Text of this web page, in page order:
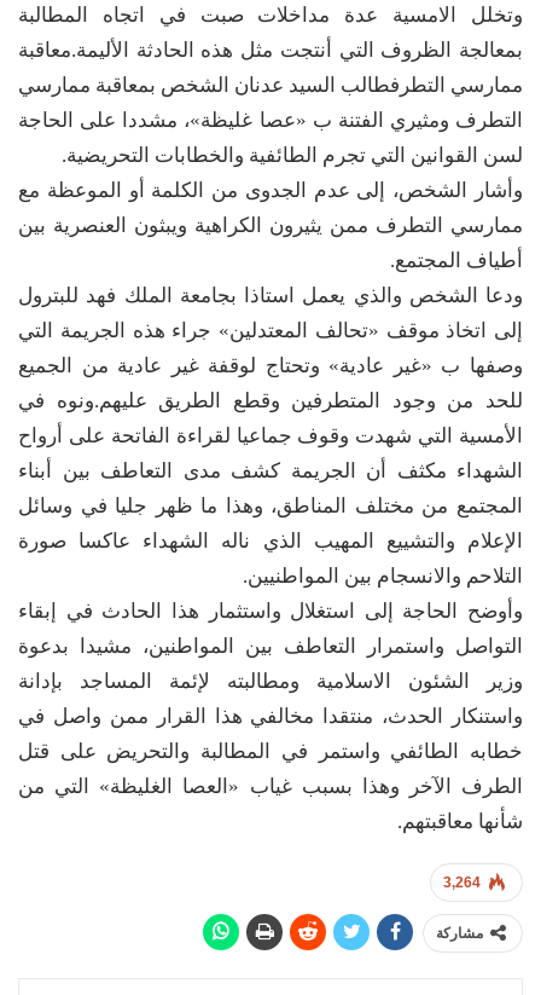
وتخلل الامسية عدة مداخلات صبت في اتجاه المطالبة
بمعالجة الظروف التي أنتجت مثل هذه الحادثة الأليمة.معاقبة
ممارسي التطرفطالب السيد عدنان الشخص بمعاقبة ممارسي
التطرف ومثيري الفتنة ب «عصا غليظة»، مشددا على الحاجة
لسن القوانين التي تجرم الطائفية والخطابات التحريضية.
وأشار الشخص، إلى عدم الجدوى من الكلمة أو الموعظة مع
ممارسي التطرف ممن يثيرون الكراهية ويبثون العنصرية بين
أطياف المجتمع.
ودعا الشخص والذي يعمل استاذا بجامعة الملك فهد للبترول
إلى اتخاذ موقف «تحالف المعتدلين» جراء هذه الجريمة التي
وصفها ب «غير عادية» وتحتاج لوقفة غير عادية من الجميع
للحد من وجود المتطرفين وقطع الطريق عليهم.ونوه في
الأمسية التي شهدت وقوف جماعيا لقراءة الفاتحة على أرواح
الشهداء مكثف أن الجريمة كشف مدى التعاطف بين أبناء
المجتمع من مختلف المناطق، وهذا ما ظهر جليا في وسائل
الإعلام والتشييع المهيب الذي ناله الشهداء عاكسا صورة
التلاحم والانسجام بين المواطنيين.
وأوضح الحاجة إلى استغلال واستثمار هذا الحادث في إبقاء
التواصل واستمرار التعاطف بين المواطنين، مشيدا بدعوة
وزير الشئون الاسلامية ومطالبته لإئمة المساجد بإدانة
واستنكار الحدث، منتقدا مخالفي هذا القرار ممن واصل في
خطابه الطائفي واستمر في المطالبة والتحريض على قتل
الطرف الآخر وهذا بسبب غياب «العصا الغليظة» التي من
شأنها معاقبتهم.
3,264
مشاركة